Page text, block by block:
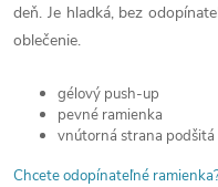
deň. Je hladká, bez
oblečenie.
gélový push-up
pevné ramienka
vnútorná strana podšitá
Chcete odopínateľné